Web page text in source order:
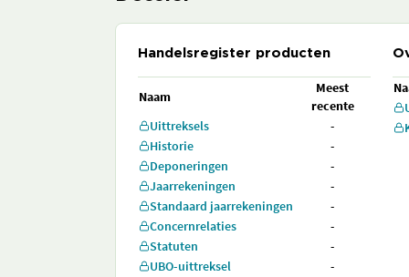
Handelsregister producten
Naam
Meest
recente
Uittreksels
-
Historie
-
Deponeringen
-
Jaarrekeningen
-
Standaard jaarrekeningen
-
Concernrelaties
-
Statuten
-
UBO-uittreksel
-